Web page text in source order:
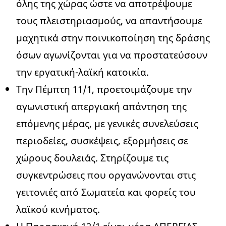
όλης της χώρας ώστε να αποτρέψουμε
τους πλειστηριασμούς, να απαντήσουμε
μαχητικά στην ποινικοποίηση της δράσης
όσων αγωνίζονται για να προστατεύσουν
την εργατική-λαϊκή κατοικία.
Την Πέμπτη 11/1, προετοιμάζουμε την
αγωνιστική απεργιακή απάντηση της
επόμενης μέρας, με γενικές συνελεύσεις
περιοδείες, συσκέψεις, εξορμήσεις σε
χώρους δουλειάς. Στηρίζουμε τις
συγκεντρώσεις που οργανώνονται στις
γειτονιές από Σωματεία και φορείς του
λαϊκού κινήματος.